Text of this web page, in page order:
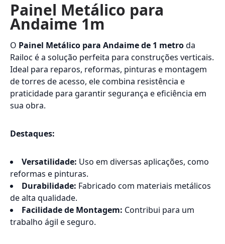
Painel Metálico para
Andaime 1m
O Painel Metálico para Andaime de 1 metroda
Railoc é a solução perfeita para construções verticais.
Ideal para reparos, reformas, pinturas e montagem
de torres de acesso, ele combina resistência e
praticidade para garantir segurança e eficiência em
sua obra.
Destaques:
Versatilidade: Uso em diversas aplicações, como
reformas e pinturas.
Durabilidade: Fabricado com materiais metálicos
de alta qualidade.
Facilidade de Montagem: Contribui para um
trabalho ágil e seguro.